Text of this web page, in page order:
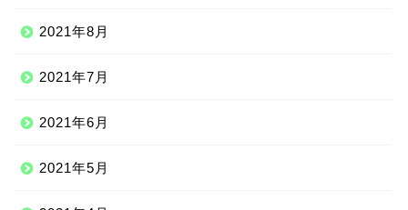
2021年8月
2021年7月
2021年6月
2021年5月